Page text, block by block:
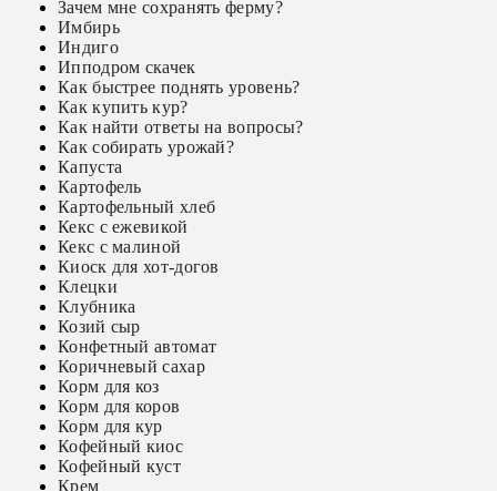
Зачем мне сохранять ферму?
Имбирь
Индиго
Ипподром скачек
Как быстрее поднять уровень?
Как купить кур?
Как найти ответы на вопросы?
Как собирать урожай?
Капуста
Картофель
Картофельный хлеб
Кекс с ежевикой
Кекс с малиной
Киоск для хот-догов
Клецки
Клубника
Козий сыр
Конфетный автомат
Коричневый сахар
Корм для коз
Корм для коров
Корм для кур
Кофейный киос
Кофейный куст
Крем